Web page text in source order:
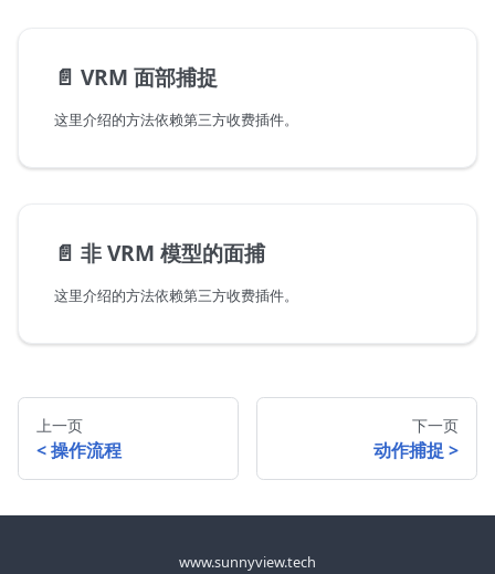
📄️ VRM 面部捕捉
这里介绍的方法依赖第三方收费插件。
📄️ 非 VRM 模型的面捕
这里介绍的方法依赖第三方收费插件。
上一页
操作流程
下一页
动作捕捉
www.sunnyview.tech